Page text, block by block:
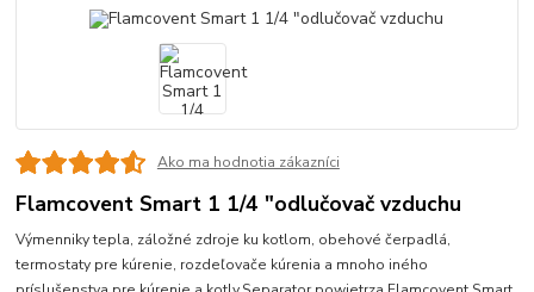
Ako ma hodnotia zákazníci
Flamcovent Smart 1 1/4 "odlučovač vzduchu
Výmenniky tepla, záložné zdroje ku kotlom, obehové čerpadlá,
termostaty pre kúrenie, rozdeľovače kúrenia a mnoho iného